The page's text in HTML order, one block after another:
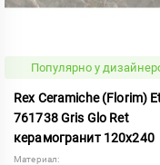
Популярно у
Rex Ceramiche (Florim)
761738 Gris Glo Ret
керамогранит 120x240
Материал: